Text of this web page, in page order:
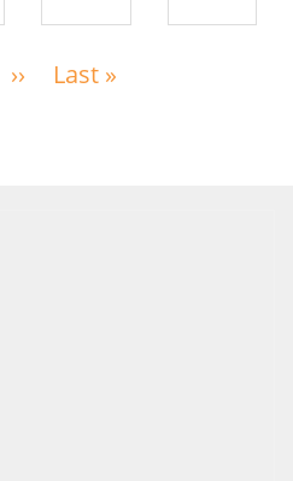
›› Next
Last »